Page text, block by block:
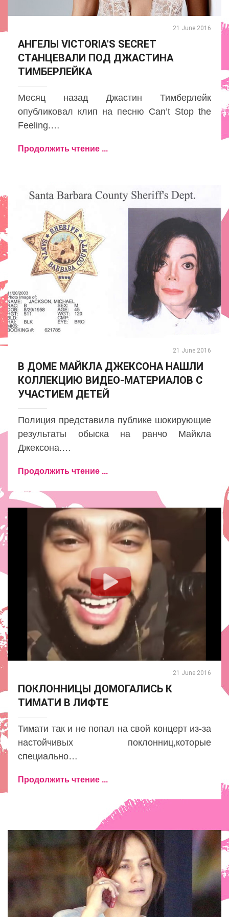
21 June 2016
АНГЕЛЫ VICTORIA'S SECRET
СТАНЦЕВАЛИ ПОД ДЖАСТИНА
ТИМБЕРЛЕЙКА
Месяц назад Джастин Тимберлейк
опубликовал клип на песню Can’t Stop the
Feeling.…
Продолжить чтение ...
21 June 2016
В ДОМЕ МАЙКЛА ДЖЕКСОНА НАШЛИ
КОЛЛЕКЦИЮ ВИДЕО-МАТЕРИАЛОВ С
УЧАСТИЕМ ДЕТЕЙ
Полиция представила публике шокирующие
результаты обыска на ранчо Майкла
Джексона.…
Продолжить чтение ...
21 June 2016
ПОКЛОННИЦЫ ДОМОГАЛИСЬ К
ТИМАТИ В ЛИФТЕ
Тимати так и не попал на свой концерт из-за
настойчивых поклонниц,которые
специально…
Продолжить чтение ...